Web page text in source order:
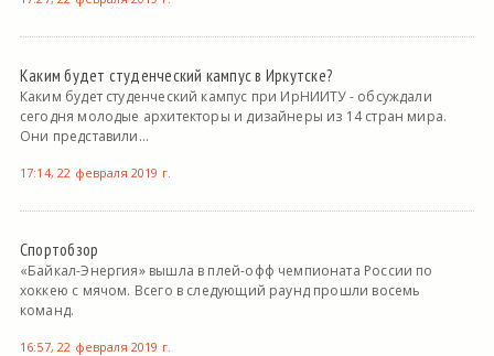
Каким будет студенческий кампус в Иркутске?
Каким будет студенческий кампус при ИрНИИТУ - обсуждали
сегодня молодые архитекторы и дизайнеры из 14 стран мира.
Они представили...
17:14, 22 февраля 2019 г.
Спортобзор
«Байкал-Энергия» вышла в плей-офф чемпионата России по
хоккею с мячом. Всего в следующий раунд прошли восемь
команд.
16:57, 22 февраля 2019 г.